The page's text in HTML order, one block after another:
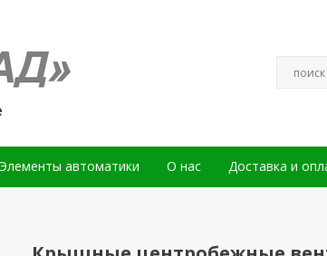
Элементы автоматики О нас Доставка и